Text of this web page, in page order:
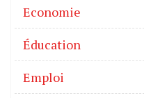
Economie
Éducation
Emploi